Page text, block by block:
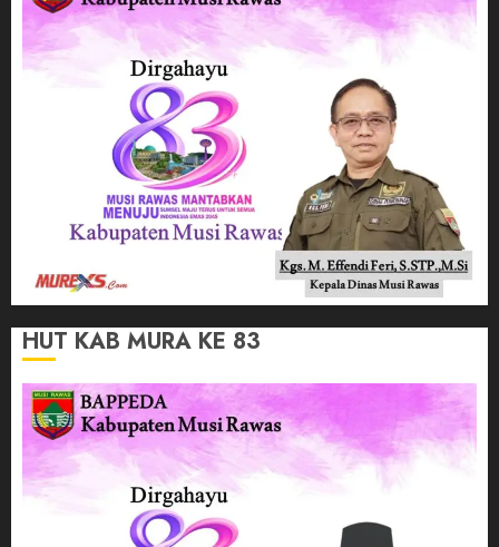
HUT KAB MURA KE 83